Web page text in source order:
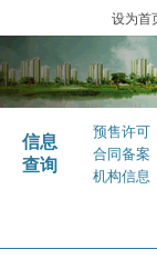
设为首
信息
查询
预售许可
合同备案
机构信息